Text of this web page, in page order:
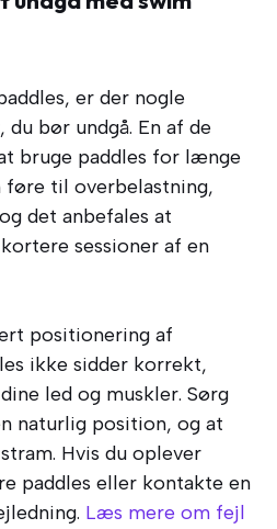
er der nogle
bør undgå. En af de
bruge paddles for længe
føre til overbelastning,
det anbefales at
sessioner af en
positionering af
ikke sidder korrekt,
led og muskler. Sørg
naturlig position, og at
Hvis du oplever
paddles eller kontakte en
Læs mere om fejl